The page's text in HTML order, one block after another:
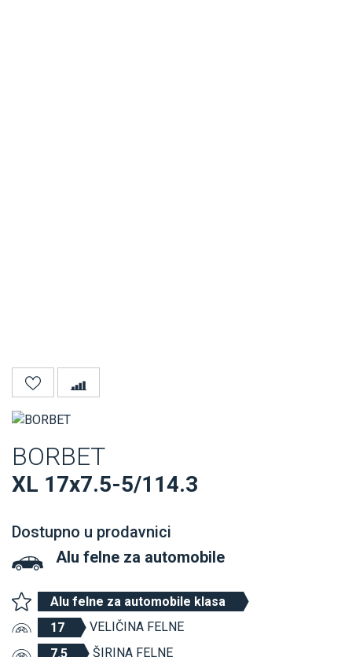
BORBET
XL 17x7.5-5/114.3
Dostupno u prodavnici
Alu felne za automobile
Alu felne za automobile klasa
17
VELIČINA FELNE
7.5
ŠIRINA FELNE